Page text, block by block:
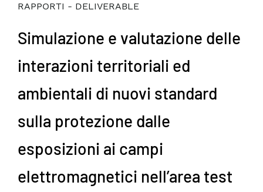
RAPPORTI - DELIVERABLE
Simulazione e valutazione delle
interazioni territoriali ed
ambientali di nuovi standard
sulla protezione dalle
esposizioni ai campi
elettromagnetici nell’area test